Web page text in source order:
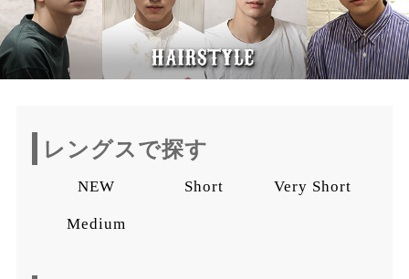
レングスで探す
NEW Short Very Short
Medium